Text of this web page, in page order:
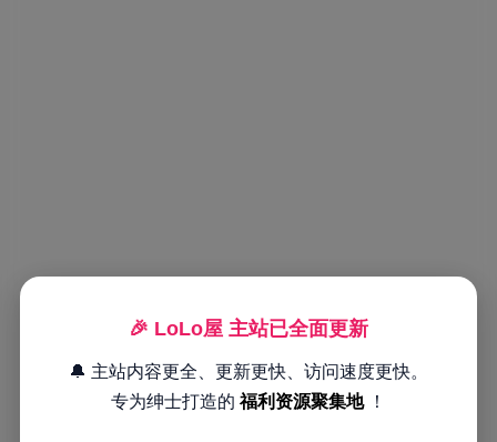
🎉 LoLo屋 主站已全面更新
🔔 主站内容更全、更新更快、访问速度更快。
专为绅士打造的福利资源聚集地 ！